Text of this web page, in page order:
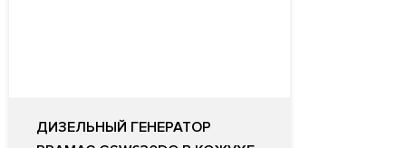
ДИЗЕЛЬНЫЙ ГЕНЕРАТОР